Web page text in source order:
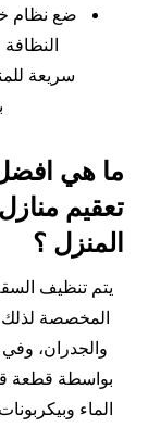
ضع نظام
سريعة
ما هي
تعقيم
المنزل ؟
يتم تنظيف
المخصصة
والجدران،
بواسطة قطعة
الماء